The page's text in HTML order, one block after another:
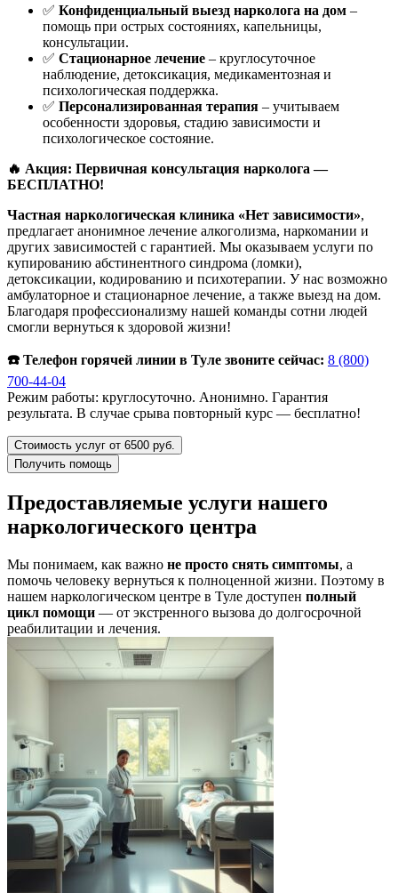
✅ Конфиденциальный выезд нарколога на дом –
помощь при острых состояниях, капельницы,
консультации.
✅ Стационарное лечение – круглосуточное
наблюдение, детоксикация, медикаментозная и
психологическая поддержка.
✅ Персонализированная терапия – учитываем
особенности здоровья, стадию зависимости и
психологическое состояние.
🔥 Акция: Первичная консультация нарколога —
БЕСПЛАТНО!
Частная наркологическая клиника «Нет зависимости»,
предлагает анонимное лечение алкоголизма, наркомании и
других зависимостей с гарантией. Мы оказываем услуги по
купированию абстинентного синдрома (ломки),
детоксикации, кодированию и психотерапии. У нас возможно
амбулаторное и стационарное лечение, а также выезд на дом.
Благодаря профессионализму нашей команды сотни людей
смогли вернуться к здоровой жизни!
☎️ Телефон горячей линии в Туле звоните сейчас: 8 (800)
700-44-04
Режим работы: круглосуточно. Анонимно. Гарантия
результата. В случае срыва повторный курс — бесплатно!
Стоимость услуг от 6500 руб.
Получить помощь
Предоставляемые услуги нашего
наркологического центра
Мы понимаем, как важно не просто снять симптомы, а
помочь человеку вернуться к полноценной жизни. Поэтому в
нашем наркологическом центре в Туле доступен полный
цикл помощи — от экстренного вызова до долгосрочной
реабилитации и лечения.